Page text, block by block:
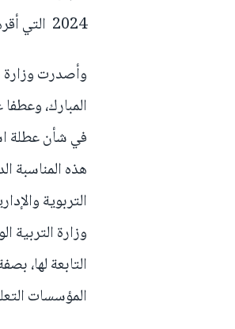
2024 التي أقرها رئيس الحكومة قبل ساعات قليلة.
وأصدرت وزارة
في شأن عطلة
هذه المناسبة
التربوية
وزارة التربية
المؤسسات